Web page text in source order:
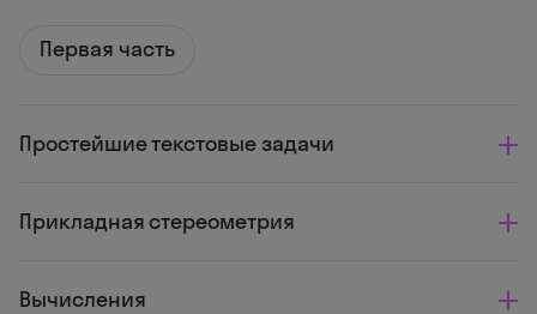
Первая часть
Про­стей­шие текстовые задачи
Прикладная стереометрия
Вычисления